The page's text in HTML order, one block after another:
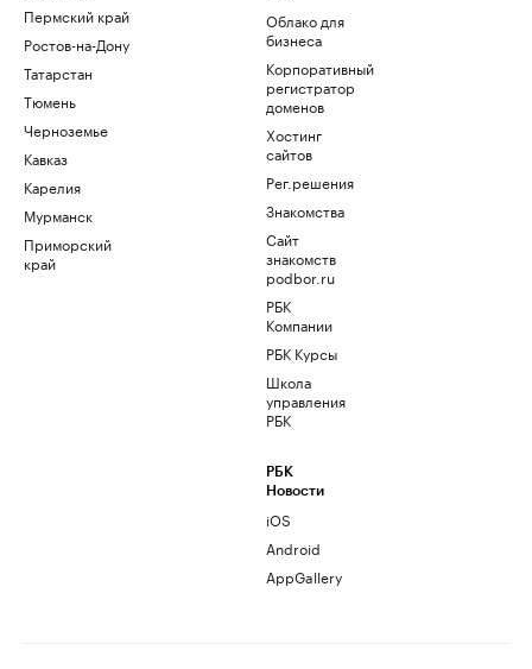
Пермский край
Ростов-на-Дону
Татарстан
Тюмень
Черноземье
Кавказ
Карелия
Мурманск
Приморский
край
Облако для
бизнеса
Корпоративный
регистратор
доменов
Хостинг
сайтов
Рег.решения
Знакомства
Сайт
знакомств
podbor.ru
РБК
Компании
РБК Курсы
Школа
управления
РБК
РБК
Новости
iOS
Android
AppGallery